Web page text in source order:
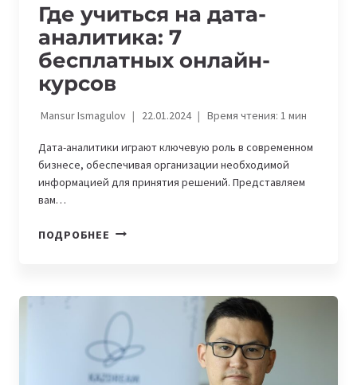
Где учиться на дата-
аналитика: 7
бесплатных онлайн-
курсов
Mansur Ismagulov 22.01.2024 Время чтения: 1мин
Дата-аналитики играют ключевую роль в современном
бизнесе, обеспечивая организации необходимой
информацией для принятия решений. Представляем
вам…
ПОДРОБНЕЕ ГДЕ
7
БЕСПЛАТНЫХ
ОНЛАЙН-
КУРСОВ